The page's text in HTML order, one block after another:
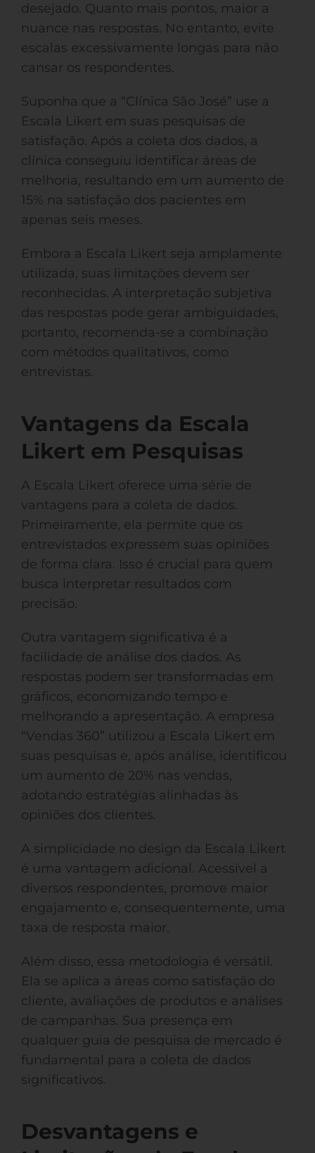
desejado. Quanto mais pontos, maior a
nuance nas respostas. No entanto, evite
escalas excessivamente longas para não
cansar os respondentes.
Suponha que a “Clínica São José” use a
Escala Likert em suas pesquisas de
satisfação. Após a coleta dos dados, a
clínica conseguiu identificar áreas de
melhoria, resultando em um aumento de
15% na satisfação dos pacientes em
apenas seis meses.
Embora a Escala Likert seja amplamente
utilizada, suas limitações devem ser
reconhecidas. A interpretação subjetiva
das respostas pode gerar ambiguidades,
portanto, recomenda-se a combinação
com métodos qualitativos, como
entrevistas.
Vantagens da Escala
Likert em Pesquisas
A Escala Likert oferece uma série de
vantagens para a coleta de dados.
Primeiramente, ela permite que os
entrevistados expressem suas opiniões
de forma clara. Isso é crucial para quem
busca interpretar resultados com
precisão.
Outra vantagem significativa é a
facilidade de análise dos dados. As
respostas podem ser transformadas em
gráficos, economizando tempo e
melhorando a apresentação. A empresa
“Vendas 360” utilizou a Escala Likert em
suas pesquisas e, após análise, identificou
um aumento de 20% nas vendas,
adotando estratégias alinhadas às
opiniões dos clientes.
A simplicidade no design da Escala Likert
é uma vantagem adicional. Acessível a
diversos respondentes, promove maior
engajamento e, consequentemente, uma
taxa de resposta maior.
Além disso, essa metodologia é versátil.
Ela se aplica a áreas como satisfação do
cliente, avaliações de produtos e análises
de campanhas. Sua presença em
qualquer guia de pesquisa de mercado é
fundamental para a coleta de dados
significativos.
Desvantagens e